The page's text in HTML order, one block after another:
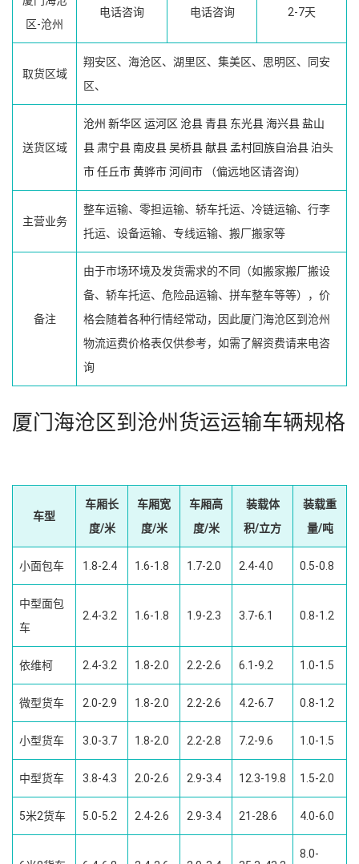
区-沧州
电话咨询 电话咨询 2-7天
取货区域
翔安区、海沧区、湖里区、集美区、思明区、同安
区、
送货区域
沧州 新华区 运河区 沧县青县 东光县海兴县盐山
县肃宁县南皮县吴桥县献县 孟村回族自治县 泊头
市任丘市黄骅市河间市 （偏远地区请咨询）
主营业务
整车运输、零担运输、轿车托运、冷链运输、行李
托运、设备运输、专线运输、搬厂搬家等
备注
由于市场环境及发货需求的不同（如搬家搬厂搬设
备、轿车托运、危险品运输、拼车整车等等），价
格会随着各种行情经常动，因此厦门海沧区到沧州
物流运费价格表仅供参考，如需了解资费请来电咨
询
厦门海沧区到沧州货运运输车辆规格
车型
车厢长
度/米
车厢宽
度/米
车厢高
度/米
装载体
积/立方
装载重
量/吨
小面包车 1.8-2.4 1.6-1.8 1.7-2.0 2.4-4.0 0.5-0.8
中型面包
车
2.4-3.2 1.6-1.8 1.9-2.3 3.7-6.1 0.8-1.2
依维柯 2.4-3.2 1.8-2.0 2.2-2.6 6.1-9.2 1.0-1.5
微型货车 2.0-2.9 1.8-2.0 2.2-2.6 4.2-6.7 0.8-1.2
小型货车 3.0-3.7 1.8-2.0 2.2-2.8 7.2-9.6 1.0-1.5
中型货车 3.8-4.3 2.0-2.6 2.9-3.4 12.3-19.8 1.5-2.0
5米2货车 5.0-5.2 2.4-2.6 2.9-3.4 21-28.6 4.0-6.0
8.0-